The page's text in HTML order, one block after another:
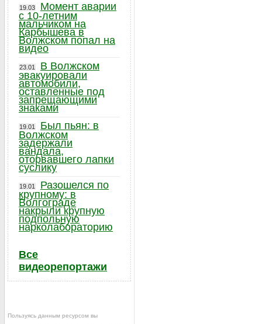
19.03
Момент аварии
с 10-летним
мальчиком на
Карбышева в
Волжском попал на
видео
23.01
В Волжском
эвакуировали
автомобили,
оставленные под
запрещающими
знаками
19.01
Был пьян: в
Волжском
задержали
вандала,
оторвавшего лапки
суслику
19.01
Разошелся по
крупному: в
Волгограде
накрыли крупную
подпольную
нарколабораторию
Все
видеорепортажи
Пользуясь данным ресурсом вы